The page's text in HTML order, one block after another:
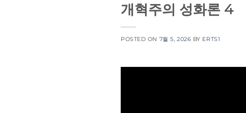
개혁주의 성화론 4
POSTED ON 7월 5, 2026 BY ERTS1